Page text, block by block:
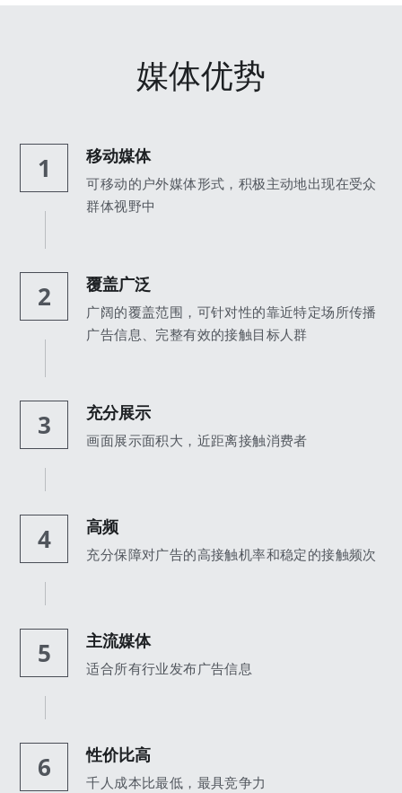
媒体优势
1 移动媒体
可移动的户外媒体形式，积极主动地出现在受众
群体视野中
2 覆盖广泛
广阔的覆盖范围，可针对性的靠近特定场所传播
广告信息、完整有效的接触目标人群
3 充分展示
画面展示面积大，近距离接触消费者
4 高频
充分保障对广告的高接触机率和稳定的接触频次
5 主流媒体
适合所有行业发布广告信息
6 性价比高
千人成本比最低，最具竞争力